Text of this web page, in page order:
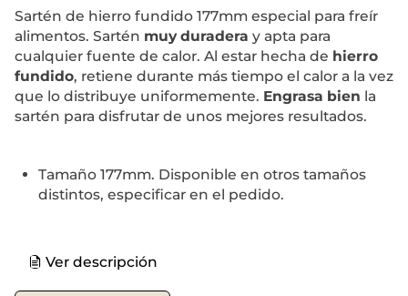
Sartén de hierro fundido 177mm especial para freír
alimentos. Sartén muy duradera y apta para
cualquier fuente de calor. Al estar hecha de hierro
fundido, retiene durante más tiempo el calor a la vez
que lo distribuye uniformemente. Engrasa bien la
sartén para disfrutar de unos mejores resultados.
Tamaño 177mm. Disponible en otros tamaños
distintos, especificar en el pedido.
Ver descripción